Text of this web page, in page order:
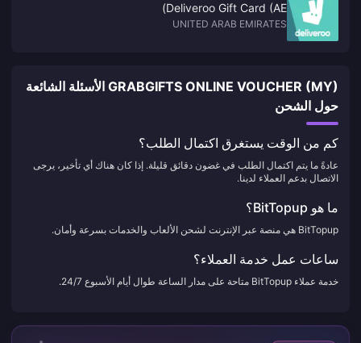
Deliveroo Gift Card (AE)
UNITED ARAB EMIRATES
GRABGIFTS ONLINE VOUCHER (MY) الأسئلة الشائعة
حول الشحن
كم من الوقت يستغرق اكتمال الطلب؟
عادةً ما يتم اكتمال الطلب في غضون دقائق قليلة. إذا كان هناك أي تأخير، يرجى
الاتصال بدعم العملاء لدينا.
ما هو BitTopup؟
BitTopup هي منصة عبر الإنترنت لشحن الألعاب والخدمات بسرعة وأمان.
ساعات عمل خدمة العملاء؟
خدمة عملاء BitTopup متاحة على مدار الساعة طوال أيام الأسبوع 24/7.